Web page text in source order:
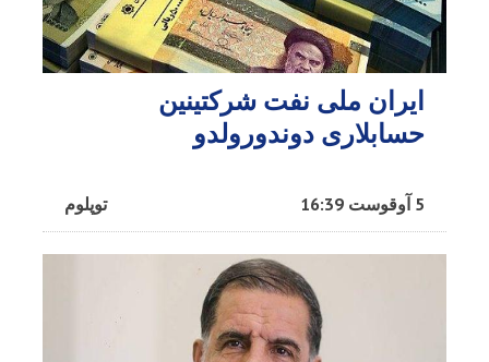
ایران ملی نفت شرکتینین
حسابلاری دوندورولدو
توپلوم 5 آوقوست 16:39